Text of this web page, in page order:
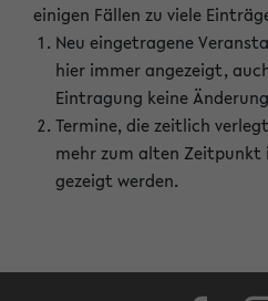
einigen Fällen zu viele
Neu eingetragene
hier immer angezeigt,
Eintragung keine
Termine, die zeitlich
mehr zum alten Zeitpunkt
gezeigt werden.